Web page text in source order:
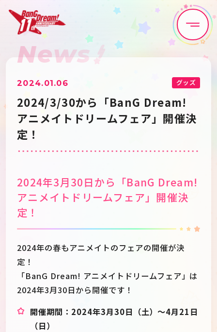
Home News
Live•Event Discography
Artist Anime
Schedule About
Goods
News
2024.01.06 グッズ
2024/3/30から「BanG Dream!
アニメイトドリームフェア」開催決
定！
2024年3月30日から「BanG Dream!
アニメイトドリームフェア」開催決
定！
2024年の春もアニメイトのフェアの開催が決
定！
「BanG Dream! アニメイトドリームフェア」は
2024年3月30日から開催です！
開催期間：2024年3月30日（土）～4月21日
（日）